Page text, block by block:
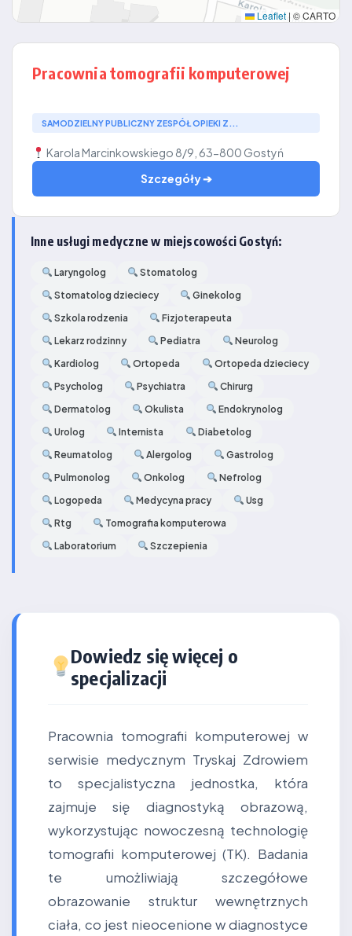
Leaflet | © CARTO
Pracownia tomografii komputerowej
SAMODZIELNY PUBLICZNY ZESPÓŁ OPIEKI Z...
Karola Marcinkowskiego 8/9, 63-800 Gostyń
Szczegóły ➔
Inne usługi medyczne w miejscowości Gostyń:
Laryngolog
Stomatolog
Stomatolog dzieciecy
Ginekolog
Szkola rodzenia
Fizjoterapeuta
Lekarz rodzinny
Pediatra
Neurolog
Kardiolog
Ortopeda
Ortopeda dzieciecy
Psycholog
Psychiatra
Chirurg
Dermatolog
Okulista
Endokrynolog
Urolog
Internista
Diabetolog
Reumatolog
Alergolog
Gastrolog
Pulmonolog
Onkolog
Nefrolog
Logopeda
Medycyna pracy
Usg
Rtg
Tomografia komputerowa
Laboratorium
Szczepienia
Dowiedz się więcej o
specjalizacji
Pracownia tomografii komputerowej w
serwisie medycznym Tryskaj Zdrowiem
to specjalistyczna jednostka, która
zajmuje się diagnostyką obrazową,
wykorzystując nowoczesną technologię
tomografii komputerowej (TK). Badania
te umożliwiają szczegółowe
obrazowanie struktur wewnętrznych
ciała, co jest nieocenione w diagnostyce